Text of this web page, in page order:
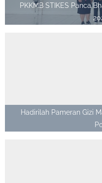
PKKMB STIKES Panca
Hadirilah Pameran Gizi